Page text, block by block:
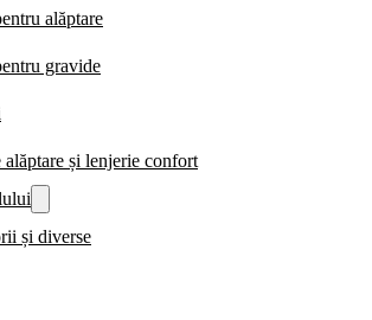
alăptare
gravide
alăptare și lenjerie confort
și diverse